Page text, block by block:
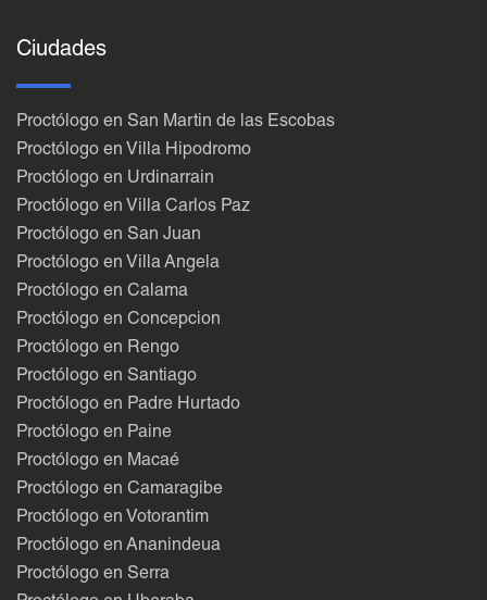
Ciudades
Proctólogo en San Martin de las Escobas
Proctólogo en Villa Hipodromo
Proctólogo en Urdinarrain
Proctólogo en Villa Carlos Paz
Proctólogo en San Juan
Proctólogo en Villa Angela
Proctólogo en Calama
Proctólogo en Concepcion
Proctólogo en Rengo
Proctólogo en Santiago
Proctólogo en Padre Hurtado
Proctólogo en Paine
Proctólogo en Macaé
Proctólogo en Camaragibe
Proctólogo en Votorantim
Proctólogo en Ananindeua
Proctólogo en Serra